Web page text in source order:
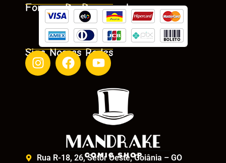
Formas De Pagamento
Siga Nossas Redes
Rua R-18, 26, Setor Oeste, Goiânia – GO